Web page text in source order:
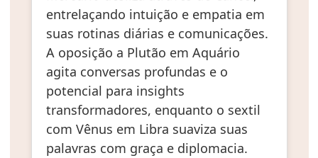
entrelaçando intuição e empatia em
suas rotinas diárias e comunicações.
A oposição a Plutão em Aquário
agita conversas profundas e o
potencial para insights
transformadores, enquanto o sextil
com Vênus em Libra suaviza suas
palavras com graça e diplomacia.